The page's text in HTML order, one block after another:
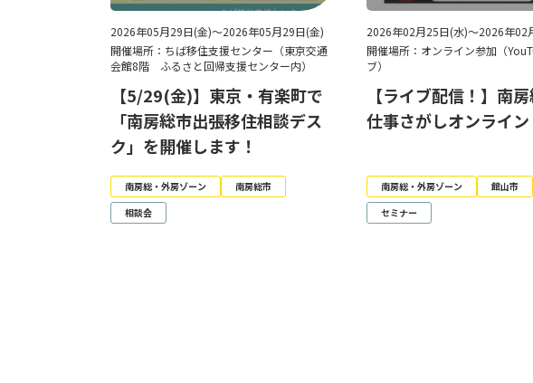
2026年05月29日(金)～2026年05月29日(金)
開催場所：ちば移住支援センター（東京交通
会館8階 ふるさと回帰支援センター内）
【5/29(金)】東京・有楽町で
「南房総市出張移住相談デス
ク」を開催します！
南房総・外房ゾーン
南房総市
相談会
2026年02月25日(水)～2026年02
開催場所：オンライン参加（
ブ）
【ライブ配信！】南
仕事さがしオンライン
南房総・外房ゾーン
館山市
セミナー